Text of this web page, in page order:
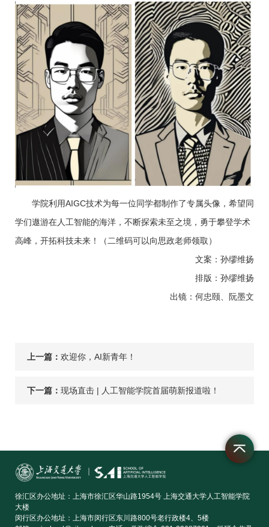
学院利用AIGC技术为每一位同学都制作了专属头像，希望同
学们遨游在人工智能的海洋，不断探索未至之境，勇于攀登学术
高峰，开拓科技未来！（二维码可以向思政老师领取）
文案：孙缪维扬
排版：孙缪维扬
出镜：何忠颐、阮墨文
上一篇： 欢迎你，AI新青年！
下一篇： 现场直击 | 人工智能学院首届萌新报道啦！
徐汇区办公地址：上海市徐汇区华山路1954号 上海交通大学人工智能学院
大楼
闵行区办公地址：上海市闵行区东川路800号老行政楼4、5楼